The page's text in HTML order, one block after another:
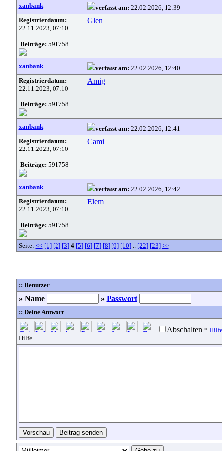
xanbank verfasst am: 22.02.2026, 12:39
Registrierdatum:
22.11.2023, 07:10
Beiträge: 591758
Glen
xanbank verfasst am: 22.02.2026, 12:40
Registrierdatum:
22.11.2023, 07:10
Beiträge: 591758
Amig
xanbank verfasst am: 22.02.2026, 12:41
Registrierdatum:
22.11.2023, 07:10
Beiträge: 591758
Cami
xanbank verfasst am: 22.02.2026, 12:42
Registrierdatum:
22.11.2023, 07:10
Beiträge: 591758
Elem
Seite: << [1] [2] [3] 4 [5] [6] [7] [8] [9] [10].. [22] [23] >>
:: Benutzer
» Name » Passwort
:: Deine Antwort
Abschalten * Hilfe
Hilfe